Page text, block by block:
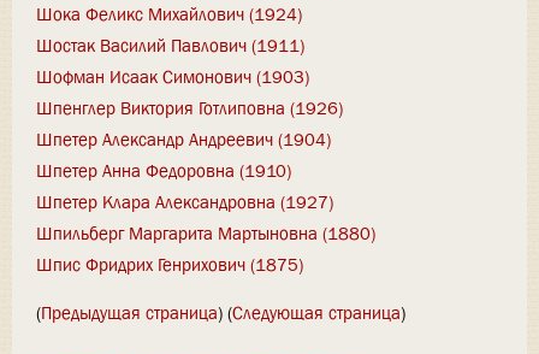
Шока Феликс Михайлович (1924)
Шостак Василий Павлович (1911)
Шофман Исаак Симонович (1903)
Шпенглер Виктория Готлиповна (1926)
Шпетер Александр Андреевич (1904)
Шпетер Анна Федоровна (1910)
Шпетер Клара Александровна (1927)
Шпильберг Маргарита Мартыновна (1880)
Шпис Фридрих Генрихович (1875)
(Предыдущая страница) (Следующая страница)